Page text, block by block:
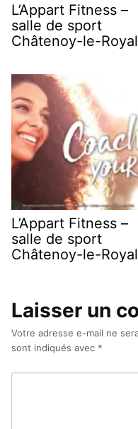
L’Appart Fitness –
salle de sport
Châtenoy-le-Royal
L’Appart Fitness –
salle de sport
Châtenoy-le-Royal
Laisser un
Votre adresse e-mail ne
sont indiqués avec *